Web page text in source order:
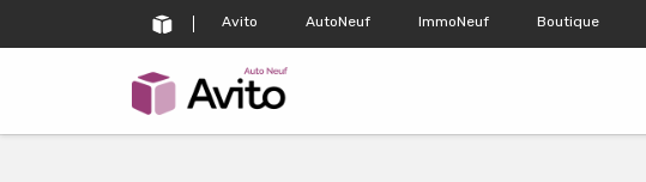
Avito AutoNeuf ImmoNeuf Boutique